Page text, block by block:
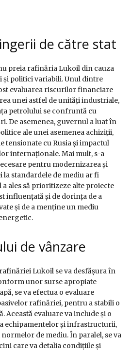
de către stat
preia rafinăria Lukoil din cauza
politici variabili. Unul dintre
evaluarea riscurilor financiare
unei astfel de unități industriale,
petrolului se confruntă cu
De asemenea, guvernul a luat în
ale unei asemenea achiziții,
tensionate cu Rusia și impactul
internaționale. Mai mult, s-a
pentru modernizarea și
standardele de mediu ar fi
ales să prioritizeze alte proiecte
influențată și de dorința de a
și de a menține un mediu
de vânzare
Lukoil se va desfășura în
unor surse apropiate
se va efectua o evaluare
rafinăriei, pentru a stabili o
Această evaluare va include și o
echipamentelor și infrastructurii,
de mediu. În paralel, se va
care va detalia condițiile și